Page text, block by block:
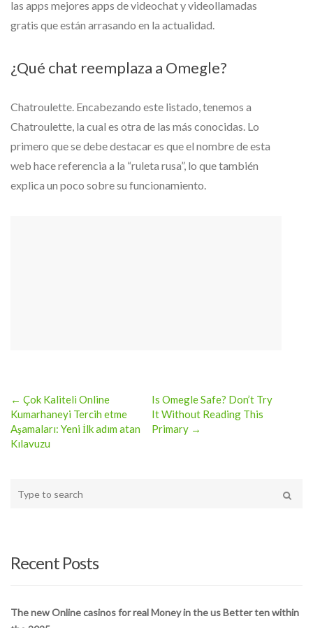
las apps mejores apps de videochat y videollamadas
gratis que están arrasando en la actualidad.
¿Qué chat reemplaza a Omegle?
Chatroulette. Encabezando este listado, tenemos a
Chatroulette, la cual es otra de las más conocidas. Lo
primero que se debe destacar es que el nombre de esta
web hace referencia a la “ruleta rusa”, lo que también
explica un poco sobre su funcionamiento.
Post
navigation
← Çok Kaliteli Online
Kumarhaneyi Tercih etme
Aşamaları: Yeni İlk adım atan
Kılavuzu
Is Omegle Safe? Don’t Try
It Without Reading This
Primary →
your
Recent Posts
The new Online casinos for real Money in the us Better ten within